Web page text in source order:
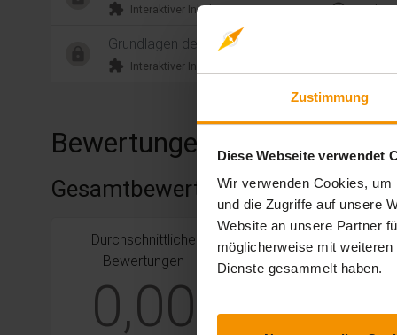
Zustimmung
Diese Webseite verwendet
Wir verwenden Cookies,
und die Zugriffe auf unsere
Website an unsere Partner
möglicherweise mit
Dienste gesammelt haben.
extension Interaktiver Inhalt timelapse 1 Std.
Grundlagen des Wirtschaftens
extension Interaktiver Inhalt
Bewertungen
Gesamtbewertung
Durchschnittliche
Bewertungen
0,00
5 stars: 0
Bewertungen
4stars: 0
Bewertungen
3stars: 0
Bewertungen